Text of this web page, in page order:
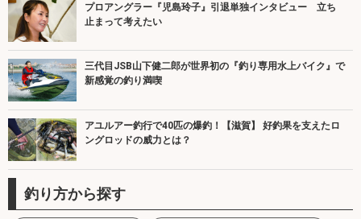
プロアングラー『児島玲子』引退単独インタビュー 立ち
止まって考えたい
三代目JSB山下健二郎が世界初の『釣り専用水上バイク』で
新感覚の釣り満喫
アユルアー釣行で40匹の爆釣！【滋賀】 好釣果を支えたロ
ングロッドの威力とは？
釣り方から探す